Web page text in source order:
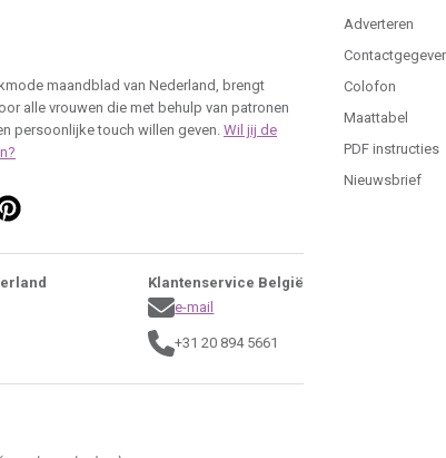
maandblad van Nederland, brengt
alle vrouwen die met behulp van patronen
persoonlijke touch willen geven.Wil jij de
Klantenservice België
e-mail
+31 20 894 5661
Adverteren
Colofon
Maattabel
PDF instructies
Nieuwsbrief